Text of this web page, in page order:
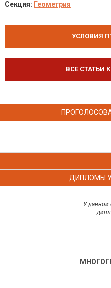
Секция: Геометрия
УСЛОВИЯ
ВСЕ СТАТЬИ
ДИПЛОМЫ
У данной